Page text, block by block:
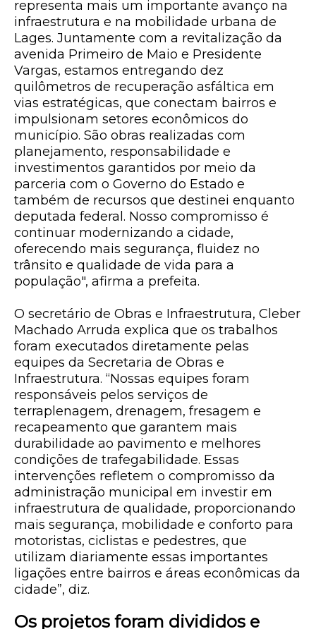
representa mais um importante avanço na
infraestrutura e na mobilidade urbana de
Lages. Juntamente com a revitalização da
avenida Primeiro de Maio e Presidente
Vargas, estamos entregando dez
quilômetros de recuperação asfáltica em
vias estratégicas, que conectam bairros e
impulsionam setores econômicos do
município. São obras realizadas com
planejamento, responsabilidade e
investimentos garantidos por meio da
parceria com o Governo do Estado e
também de recursos que destinei enquanto
deputada federal. Nosso compromisso é
continuar modernizando a cidade,
oferecendo mais segurança, fluidez no
trânsito e qualidade de vida para a
população", afirma a prefeita.
O secretário de Obras e Infraestrutura, Cleber
Machado Arruda explica que os trabalhos
foram executados diretamente pelas
equipes da Secretaria de Obras e
Infraestrutura. “Nossas equipes foram
responsáveis pelos serviços de
terraplenagem, drenagem, fresagem e
recapeamento que garantem mais
durabilidade ao pavimento e melhores
condições de trafegabilidade. Essas
intervenções refletem o compromisso da
administração municipal em investir em
infraestrutura de qualidade, proporcionando
mais segurança, mobilidade e conforto para
motoristas, ciclistas e pedestres, que
utilizam diariamente essas importantes
ligações entre bairros e áreas econômicas da
cidade”, diz.
Os projetos foram divididos e